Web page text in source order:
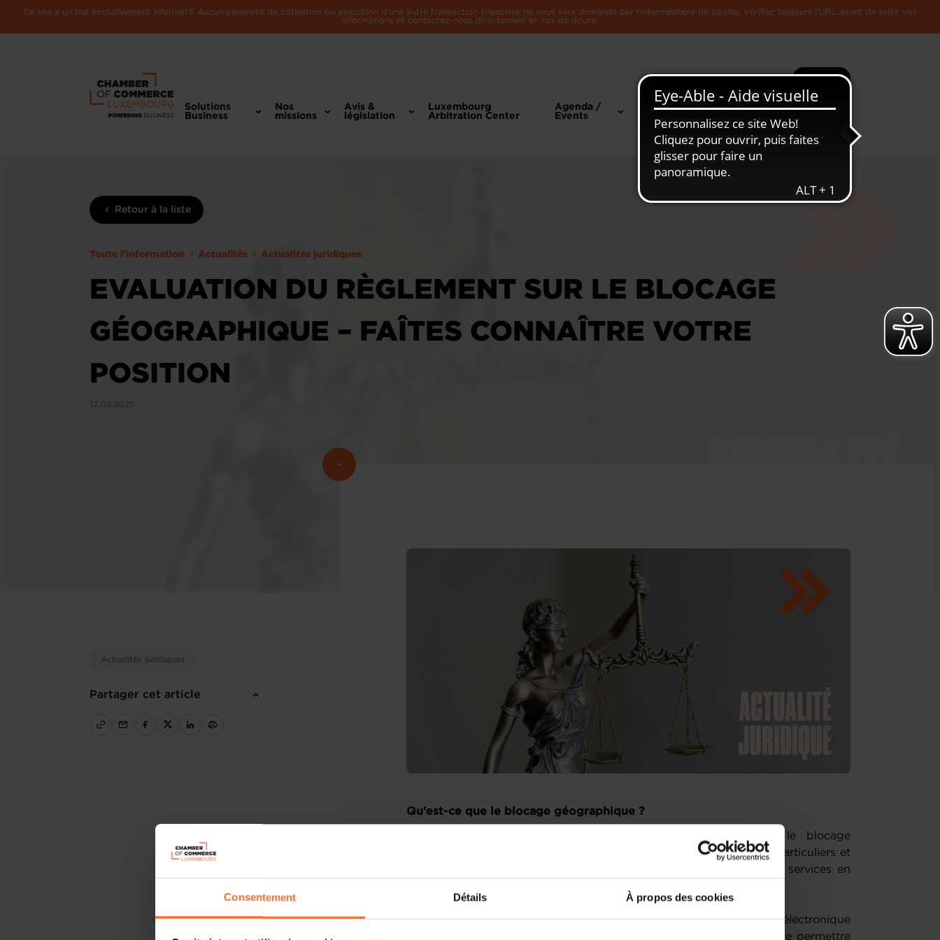
Consentement Détails À propos des cookies
Ce site a un but exclusivement informatif. Aucun paiement de cotisation ou exécution d'une autre transaction financière ne vous sera demandé par l'intermédiaire de ce site. Vérifiez toujours l'URL avant de saisir vos
informations et contactez-nous directement en cas de doute.
Recherche Plus
Solutions
Business
Nos
missions
Avis &
législation
Luxembourg
Arbitration Center
Agenda /
Events
Toute
L'Economie
Retour à la liste
Toute l'information Actualités Actualités juridiques
EVALUATION DU RÈGLEMENT SUR LE BLOCAGE
GÉOGRAPHIQUE – FAÎTES CONNAÎTRE VOTRE
POSITION
Actualités juridiques
Partager cet article
Qu'est-ce que le blocage géographique ?
Le règlement (UE) 2018/302 (ci-après le « règlement sur le blocage
géographique ») a été adopté en février 2018 afin de garantir aux particuliers et
aux entreprises de meilleures conditions d’accès aux biens et aux services en
Il s’inscrivait dans le cadre des mesures relatives au commerce électronique
décrites dans la stratégie pour un marché unique numérique afin de permettre